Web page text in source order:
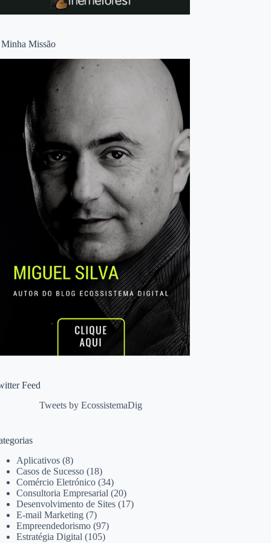
Missão
Feed
Tweets by EcossistemaDig
Aplicativos (8)
Casos de Sucesso (18)
Comércio Eletrónico (34)
Consultoria Empresarial (20)
Desenvolvimento de Sites (17)
E-mail Marketing (7)
Empreendedorismo (97)
Estratégia Digital (105)